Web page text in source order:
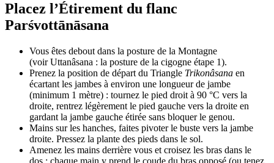
Placez l’Étirement du flanc
Parśvottānāsana
Vous êtes debout dans la posture de la Montagne
(voir Uttanâsana : la posture de la cigogne étape 1).
Prenez la position de départ du Triangle Trikonâsana en
écartant les jambes à environ une longueur de jambe
(minimum 1 mètre) : tournez le pied droit à 90 °C vers la
droite, rentrez légèrement le pied gauche vers la droite en
gardant la jambe gauche étirée sans bloquer le genou.
Mains sur les hanches, faites pivoter le buste vers la jambe
droite. Pressez la plante des pieds dans le sol.
Amenez les mains derrière vous et croisez les bras dans le